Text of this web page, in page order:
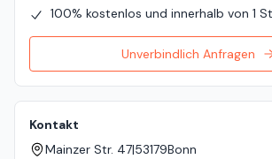
100% kostenlos und innerhalb von 1
Unverbindlich Anfragen
Kontakt
Mainzer Str. 47|53179Bonn